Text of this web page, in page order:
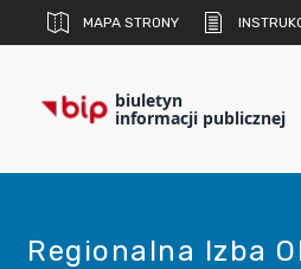
MAPA STRONY
biuletyn
informacji publicznej
Regionalna Izba